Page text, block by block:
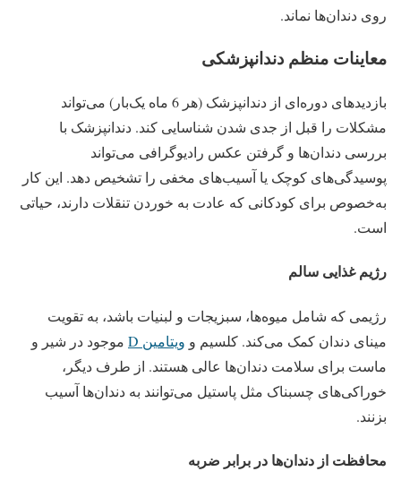
روی دندان‌ها نماند.
معاینات منظم دندانپزشکی
بازدیدهای دوره‌ای از دندانپزشک (هر 6 ماه یک‌بار) می‌تواند
مشکلات را قبل از جدی شدن شناسایی کند. دندانپزشک با
بررسی دندان‌ها و گرفتن عکس رادیوگرافی می‌تواند
پوسیدگی‌های کوچک یا آسیب‌های مخفی را تشخیص دهد. این کار
به‌خصوص برای کودکانی که عادت به خوردن تنقلات دارند، حیاتی
است.
رژیم غذایی سالم
رژیمی که شامل میوه‌ها، سبزیجات و لبنیات باشد، به تقویت
مینای دندان کمک می‌کند. کلسیم و ویتامین D
موجود در شیر و
ماست برای سلامت دندان‌ها عالی هستند. از طرف دیگر،
خوراکی‌های چسبناک مثل پاستیل می‌توانند به دندان‌ها آسیب
بزنند.
محافظت از دندان‌ها در برابر ضربه